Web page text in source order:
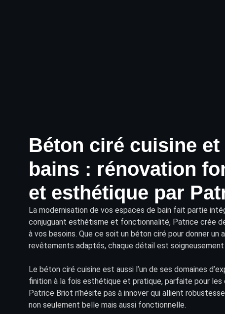
Béton ciré cuisine et
bains : rénovation
et esthétique par
La modernisation de vos espaces de bain fait partie
conjuguant esthétisme et fonctionnalité, Patrice crée
à vos besoins. Que ce soit un béton ciré pour donner un
revêtements adaptés, chaque détail est
Le béton ciré cuisine est aussi l’un de ses domaines
finition à la fois esthétique et pratique, parfaite pour les
Patrice Briot n’hésite pas à innover qui allient
non seulement belle mais aussi fonctionnelle.